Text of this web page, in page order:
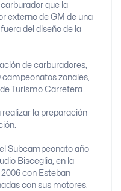
que la
externo de GM de una
del diseño de la
de carburadores,
zonales,
Turismo Carretera .
realizar la preparación
Subcampeonato año
Bisceglia, en la
con Esteban
con sus motores.